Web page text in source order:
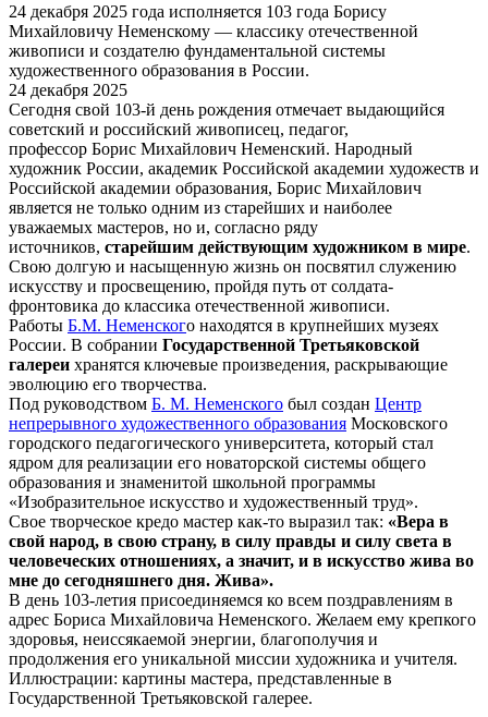
24 декабря 2025 года исполняется 103 года Борису
Михайловичу Неменскому — классику отечественной
живописи и создателю фундаментальной системы
художественного образования в России.
24 декабря 2025
Сегодня свой 103-й день рождения отмечает выдающийся
советский и российский живописец, педагог,
профессор Борис Михайлович Неменский. Народный
художник России, академик Российской академии художеств и
Российской академии образования, Борис Михайлович
является не только одним из старейших и наиболее
уважаемых мастеров, но и, согласно ряду
источников, старейшим действующим художником в мире.
Свою долгую и насыщенную жизнь он посвятил служению
искусству и просвещению, пройдя путь от солдата-
фронтовика до классика отечественной живописи.
Работы Б.М. Неменского находятся в крупнейших музеях
России. В собрании Государственной Третьяковской
галереи хранятся ключевые произведения, раскрывающие
эволюцию его творчества.
Под руководством Б. М. Неменского был создан Центр
непрерывного художественного образования Московского
городского педагогического университета, который стал
ядром для реализации его новаторской системы общего
образования и знаменитой школьной программы
«Изобразительное искусство и художественный труд».
Свое творческое кредо мастер как-то выразил так: «Вера в
свой народ, в свою страну, в силу правды и силу света в
человеческих отношениях, а значит, и в искусство жива во
мне до сегодняшнего дня. Жива».
В день 103-летия присоединяемся ко всем поздравлениям в
адрес Бориса Михайловича Неменского. Желаем ему крепкого
здоровья, неиссякаемой энергии, благополучия и
продолжения его уникальной миссии художника и учителя.
Иллюстрации: картины мастера, представленные в
Государственной Третьяковской галерее.